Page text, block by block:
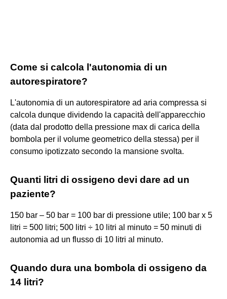
Come si calcola l'autonomia di un
autorespiratore?
L'autonomia di un autorespiratore ad aria compressa si
calcola dunque dividendo la capacità dell'apparecchio
(data dal prodotto della pressione max di carica della
bombola per il volume geometrico della stessa) per il
consumo ipotizzato secondo la mansione svolta.
Quanti litri di ossigeno devi dare ad un
paziente?
150 bar – 50 bar = 100 bar di pressione utile; 100 bar x 5
litri = 500 litri; 500 litri ÷ 10 litri al minuto = 50 minuti di
autonomia ad un flusso di 10 litri al minuto.
Quando dura una bombola di ossigeno da
14 litri?